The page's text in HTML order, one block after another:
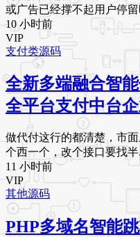
或广告已经撑不起用户停留
10 小时前
VIP
支付类源码
全新多端融合智
全平台支付中台
做代付这行的都清楚，市
个西一个，改个接口要找半
11 小时前
VIP
其他源码
PHP多域名智能